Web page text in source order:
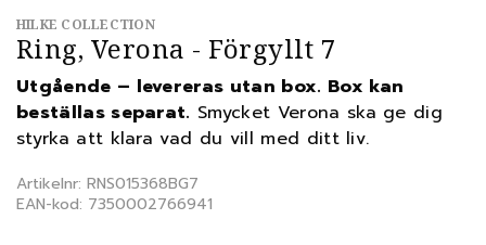
HILKE COLLECTION
Ring, Verona - Förgyllt 7
Utgående – levereras utan box. Box kan
beställas separat. Smycket Verona ska ge dig
styrka att klara vad du vill med ditt liv.
Artikelnr: RNS015368BG7
EAN-kod: 7350002766941